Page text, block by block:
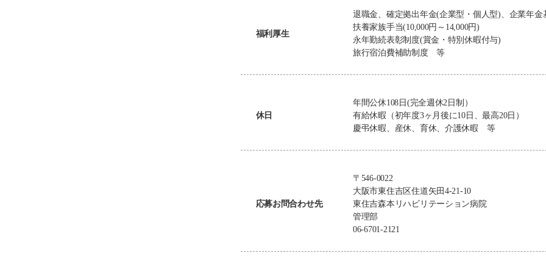
福利厚生
退職金、確定拠出年金(企業型・個人型)、企業年
扶養家族手当(10,000円～14,000円)
永年勤続表彰制度(賞金・特別休暇付与)
旅行宿泊費補助制度 等
休日
年間公休108日(完全週休2日制）
有給休暇（初年度3ヶ月後に10日、最高20日）
慶弔休暇、産休、育休、介護休暇 等
応募お問合わせ先
〒546-0022
大阪市東住吉区住道矢田4-21-10
東住吉森本リハビリテーション病院
管理部
06-6701-2121